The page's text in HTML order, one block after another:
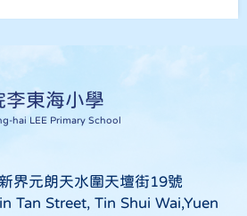
李東海小學
hai LEE Primary School
界元朗天水圍天壇街19號
Tan Street, Tin Shui Wai,Yuen